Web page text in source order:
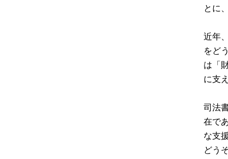
とに
近年
をど
は「
に支
司法
在で
な支
どう